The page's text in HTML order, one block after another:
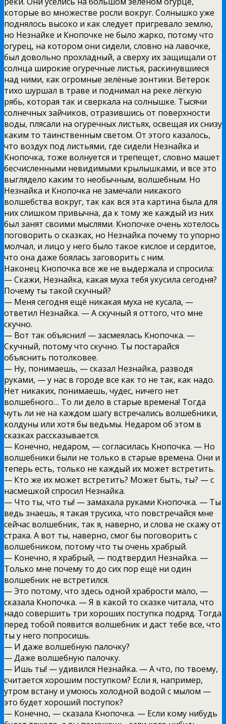
которые во множестве росли вокруг. Солнышко уже
поднялось высоко и как следует пригревало землю,
но Незнайке и Кнопочке не было жарко, потому что
огурец, на котором они сидели, словно на лавочке,
был довольно прохладный, а сверху их защищали от
солнца широкие огуречные листья, раскинувшиеся
над ними, как огромные зелёные зонтики. Ветерок
тихо шуршал в траве и поднимал на реке лёгкую
рябь, которая так и сверкала на солнышке. Тысячи
солнечных зайчиков, отразившись от поверхности
воды, плясали на огуречных листьях, освещая их снизу
каким то таинственным светом. От этого казалось,
что воздух под листьями, где сидели Незнайка и
Кнопочка, тоже волнуется и трепещет, словно машет
бесчисленными невидимыми крылышками, и все это
выглядело каким то необычным, волшебным. Но
Незнайка и Кнопочка не замечали никакого
волшебства вокруг, так как вся эта картина была для
них слишком привычна, да к тому же каждый из них
был занят своими мыслями. Кнопочке очень хотелось
поговорить о сказках, но Незнайка почему то упорно
молчал, и лицо у него было такое кислое и сердитое,
что она даже боялась заговорить с ним.
Наконец Кнопочка все же не выдержала и спросила:
— Скажи, Незнайка, какая муха тебя укусила сегодня?
Почему ты такой скучный?
— Меня сегодня ещё никакая муха не кусала, —
ответил Незнайка. — А скучный я оттого, что мне
скучно.
— Вот так объяснил! — засмеялась Кнопочка. —
Скучный, потому что скучно. Ты постарайся
объяснить потолковее.
— Ну, понимаешь, — сказал Незнайка, разводя
руками, — у нас в городе все как то не так, как надо.
Нет никаких, понимаешь, чудес, ничего нет
волшебного… То ли дело в старые времена! Тогда
чуть ли не на каждом шагу встречались волшебники,
колдуны или хотя бы ведьмы. Недаром об этом в
сказках рассказывается.
— Конечно, недаром, — согласилась Кнопочка. — Но
волшебники были не только в старые времена. Они и
теперь есть, только не каждый их может встретить.
— Кто же их может встретить? Может быть, ты? — с
насмешкой спросил Незнайка.
— Что ты, что ты! — замахала руками Кнопочка. — Ты
ведь знаешь, я такая трусиха, что повстречайся мне
сейчас волшебник, так я, наверно, и слова не скажу от
страха. А вот ты, наверно, смог бы поговорить с
волшебником, потому что ты очень храбрый.
— Конечно, я храбрый, — подтвердил Незнайка. —
Только мне почему то до сих пор ещё ни один
волшебник не встретился.
— Это потому, что здесь одной храбрости мало, —
сказала Кнопочка. — Я в какой то сказке читала, что
надо совершить три хороших поступка подряд. Тогда
перед тобой появится волшебник и даст тебе все, что
ты у него попросишь.
— И даже волшебную палочку?
— Даже волшебную палочку.
— Ишь ты! — удивился Незнайка. — А что, по твоему,
считается хорошим поступком? Если я, например,
утром встану и умоюсь холодной водой с мылом —
это будет хороший поступок?
— Конечно, — сказала Кнопочка. — Если кому нибудь